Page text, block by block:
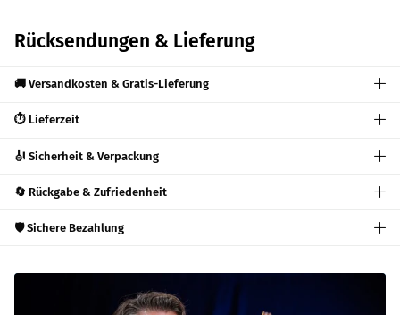
Rücksendungen & Lieferung
🚚 Versandkosten & Gratis-Lieferung
⏱️ Lieferzeit
🎻 Sicherheit & Verpackung
🔄 Rückgabe & Zufriedenheit
🛡️ Sichere Bezahlung